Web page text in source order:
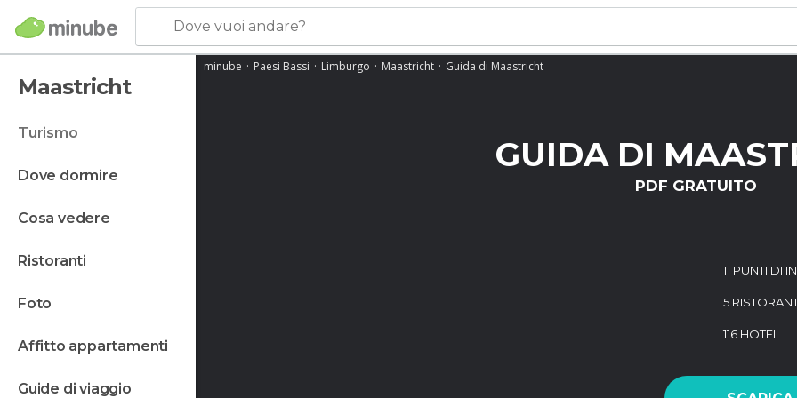
Dove vuoi andare?
Maastricht
turismo
dove dormire
cosa vedere
ristoranti
foto
affitto appartamenti
guide di viaggio
minube Paesi Bassi Limburgo Maastricht Guida di Maastricht
GUIDA DI
PDF GRATUITO
11 PUNTI DI
5
116 HOTEL